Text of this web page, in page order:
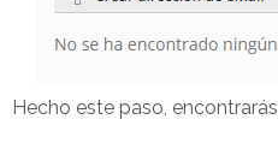
Hecho este paso,